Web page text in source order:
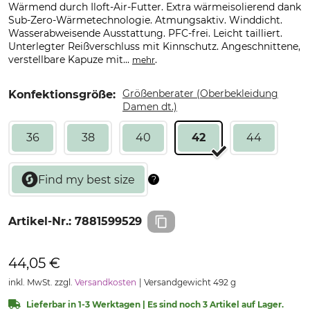
Wärmend durch Iloft-Air-Futter. Extra wärmeisolierend dank
Sub-Zero-Wärmetechnologie. Atmungsaktiv. Winddicht.
Wasserabweisende Ausstattung. PFC-frei. Leicht tailliert.
Unterlegter Reißverschluss mit Kinnschutz. Angeschnittene,
verstellbare Kapuze mit... mehr.
Konfektionsgröße: Größenberater (Oberbekleidung
Damen dt.)
36 38 40 42 44
Artikel-Nr.: 7881599529
44,05 €
inkl. MwSt. zzgl. Versandkosten Versandgewicht 492 g
Lieferbar in 1-3 Werktagen | Es sind noch 3 Artikel auf Lager.